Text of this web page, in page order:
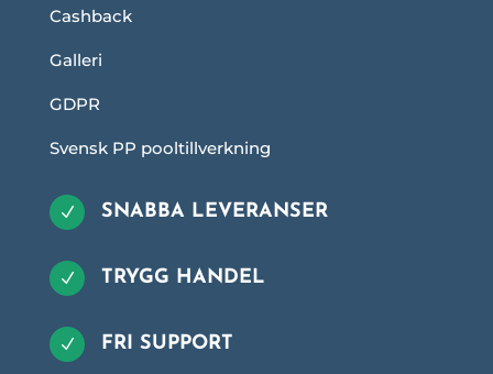
Cashback
Galleri
GDPR
Svensk PP pooltillverkning
N SNABBA LEVERANSER
N TRYGG HANDEL
N FRI SUPPORT